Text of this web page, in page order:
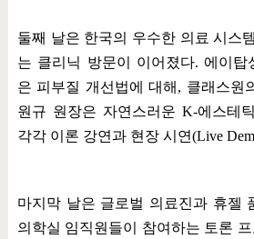
둘째 날은 한국의 우수한 의료 시스
는 클리닉 방문이 이어졌다. 에이탑
은 피부질 개선법에 대해 , 클래스원
원규 원장은 자연스러운 K-에스테
각각 이론 강연과 현장 시연(Live
마지막 날은 글로벌 의료진과 휴젤
의학실 임직원들이 참여하는 토론